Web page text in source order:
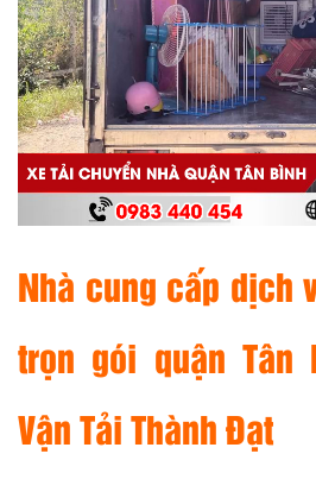
Nhà cung cấp dịch
trọn gói quận
Vận Tải Thành Đạt